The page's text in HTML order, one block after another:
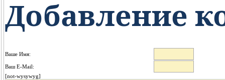
Добавление
Ваше Имя:
Ваш E-Mail:
[not-wysywyg]